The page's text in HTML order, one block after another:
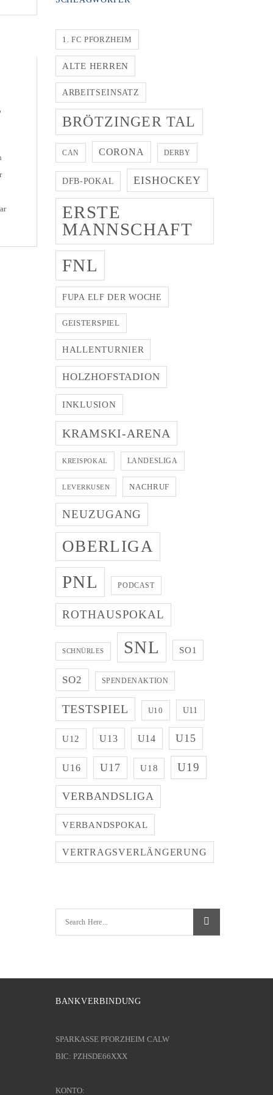
1. FC PFORZHEIM
ALTE HERREN
ARBEITSEINSATZ
BRÖTZINGER TAL
CAN CORONA DERBY
DFB-POKAL EISHOCKEY
ERSTE
MANNSCHAFT
FNL
FUPA ELF DER WOCHE
GEISTERSPIEL
HALLENTURNIER
HOLZHOFSTADION
INKLUSION
KRAMSKI-ARENA
KREISPOKAL LANDESLIGA
LEVERKUSEN NACHRUF
NEUZUGANG
OBERLIGA
PNL PODCAST
ROTHAUSPOKAL
SCHNÜRLES SNL SO1
SO2 SPENDENAKTION
TESTSPIEL U10 U11
U12 U13 U14 U15
U16 U17 U18 U19
VERBANDSLIGA
VERBANDSPOKAL
VERTRAGSVERLÄNGERUNG
BANKVERBINDUNG
SPARKASSE PFORZHEIM CALW
BIC: PZHSDE66XXX
KONTO: